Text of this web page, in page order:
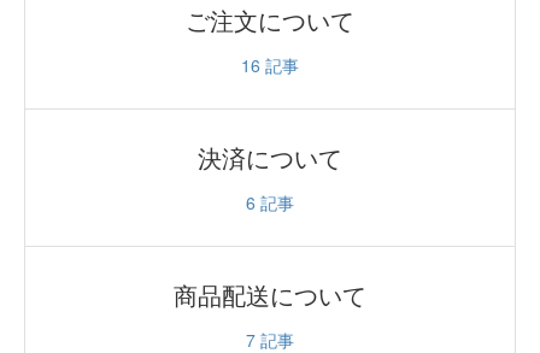
ご注文について
16 記事
決済について
6 記事
商品配送について
7 記事